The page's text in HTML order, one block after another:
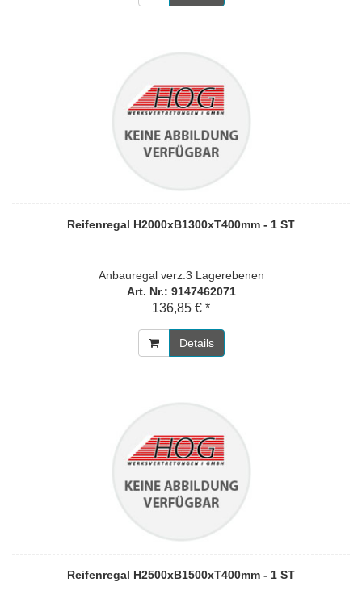
Reifenregal H2000xB1300xT400mm - 1 ST
Anbauregal verz.3 Lagerebenen
Art. Nr.: 9147462071
136,85 € *
Details
Reifenregal H2500xB1500xT400mm - 1 ST